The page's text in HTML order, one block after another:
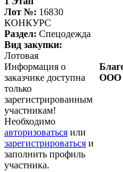
Лот №: 16830
КОНКУРС
Раздел: Спецодежда
Вид закупки:
Лотовая
Информация о
заказчике доступна
только
зарегистрированным
участникам!
Необходимо
авторизоваться или
зарегистрироваться и
заполнить профиль
участника.
ООО